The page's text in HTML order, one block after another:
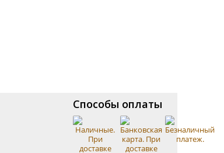
Способы оплаты